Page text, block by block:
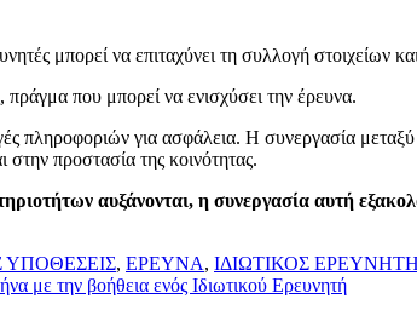
μπορεί να επιταχύνει τη συλλογή στοιχείων
πράγμα που μπορεί να ενισχύσει την έρευνα.
πληροφοριών για ασφάλεια. Η συνεργασία
προστασία της κοινότητας.
αυξάνονται, η συνεργασία αυτή
ΥΠΟΘΕΣΕΙΣ, ΕΡΕΥΝΑ, ΙΔΙΩΤΙΚΟΣ
με την βοήθεια ενός Ιδιωτικού Ερευνητή